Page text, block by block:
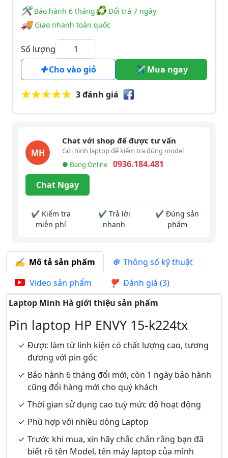
🛠️️ Bảo hành 6 tháng♻Đổi trả 7 ngày
🚚Giao nhanh toàn quốc
Số lượng
Cho vào giỏ
Mua ngay
3 đánh giá
MH
Chat với shop để được tư vấn
Gửi hình laptop để kiểm tra đúng model
● Đang Online
0936.184.481
Chat Ngay
✔ Kiểm tra
miễn phí
✔ Trả lời
nhanh
✔ Đúng sản
phẩm
Mô tả sản phẩm
Thông số kỹ thuật
Video sản phẩm
Đánh giá (3)
Laptop Minh Hà giới thiệu sản phẩm
Pin laptop HP ENVY 15-k224tx
Được làm từ linh kiện có chất lượng cao, tương
đương với pin gốc
Bảo hành 6 tháng đổi mới, còn 1 ngày bảo hành
cũng đổi hàng mới cho quý khách
Thời gian sử dụng cao tuỳ mức độ hoạt động
Phù hợp với nhiều dòng Laptop
Trước khi mua, xin hãy chắc chắn rằng bạn đã
biết rõ tên Model, tên máy laptop của mình